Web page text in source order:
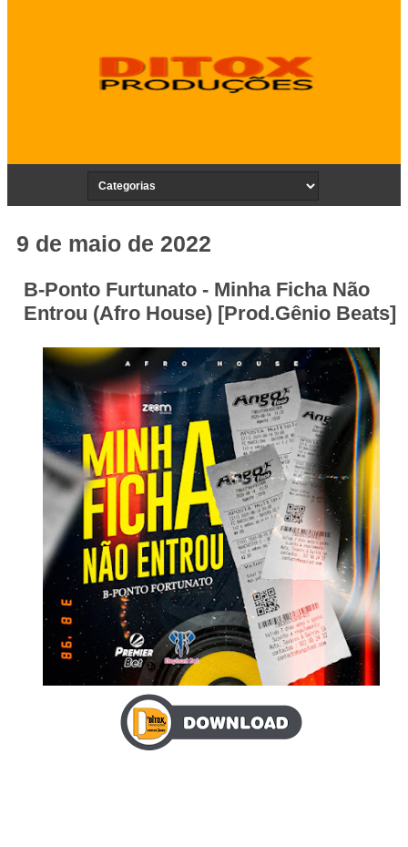
9 de maio de 2022
B-Ponto Furtunato - Minha Ficha Não
Entrou (Afro House) [Prod.Gênio Beats]